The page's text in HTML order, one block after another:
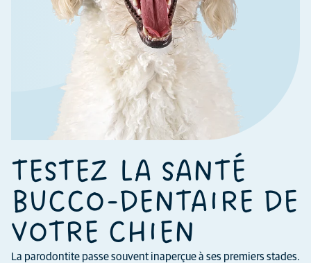
TESTEZ LA SANTÉ
BUCCO-DENTAIRE DE
VOTRE CHIEN
La parodontite passe souvent inaperçue à ses premiers stades.